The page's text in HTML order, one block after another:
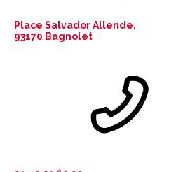
Place Salvador Allende,
93170 Bagnolet